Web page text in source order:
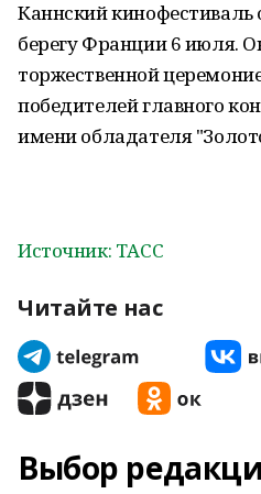
Каннский
берегу Франции 6 июля.
торжественной
победителей главного
имени обладателя
Источник: ТАСС
Читайте нас
Выбор